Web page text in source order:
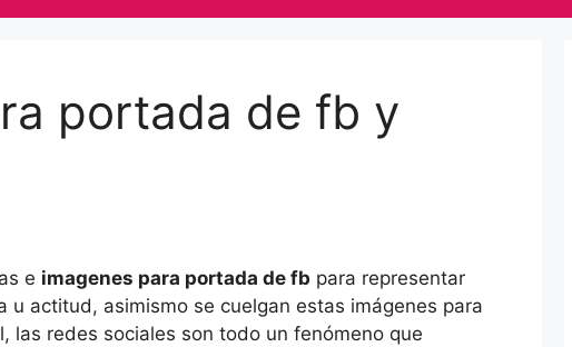
portada de fb y
e imagenes para portada de fb para representar
u actitud, asimismo se cuelgan estas imágenes para
las redes sociales son todo un fenómeno que